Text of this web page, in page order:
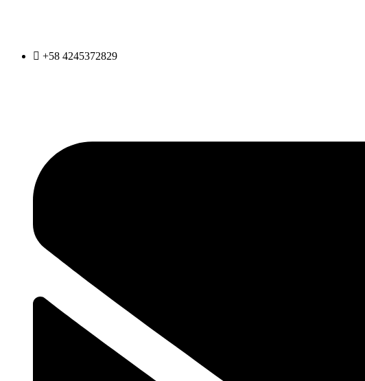
+58 4245372829